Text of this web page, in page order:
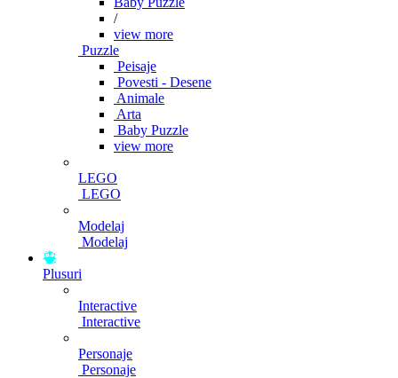
/
view more
Puzzle
Peisaje
Povesti - Desene
Animale
Arta
Baby Puzzle
view more
LEGO
LEGO
Modelaj
Modelaj
Plusuri
Interactive
Interactive
Personaje
Personaje